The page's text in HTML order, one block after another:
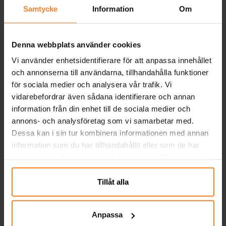
Samtycke Information Om
Denna webbplats använder cookies
Vi använder enhetsidentifierare för att anpassa innehållet
och annonserna till användarna, tillhandahålla funktioner
för sociala medier och analysera vår trafik. Vi
vidarebefordrar även sådana identifierare och annan
information från din enhet till de sociala medier och
annons- och analysföretag som vi samarbetar med.
Dessa kan i sin tur kombinera informationen med annan
information som du har tillhandahållit eller som de har
närsomhelst ändra ditt samtycke.
Tillåt alla
Anpassa
plats med ett resårband.
39,00 kr
Stumble Guys - Pappmuggar 8-
pack
8 st. pappmuggar med snyggt Stumble
Guys-motiv som gör dukningen extra
rolig. Med dessa i fokus blir muggarna en
given favorit på kalaset och passar perfekt
till både saft och läsk. Muggarna är ca 10
cm höga, rymmer 200 ml och är
tillverkade av FSC-märkt papper.
Pris:39,00 kr
39,00 kr
KÖP
motiv som blir en hit på kalasbordet.
Tallrikarna är tillverkade av FSC-certifierat,
diameter.
:55,00 kr
55,00 kr